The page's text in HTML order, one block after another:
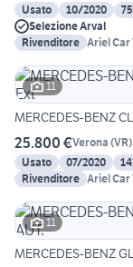
Usato
10/2020
Selezione Arval
Rivenditore Ariel Car
11
MERCEDES-BENZ
25.800 €Verona (VR)
Usato
07/2020
Rivenditore Ariel Car
11
MERCEDES-BENZ